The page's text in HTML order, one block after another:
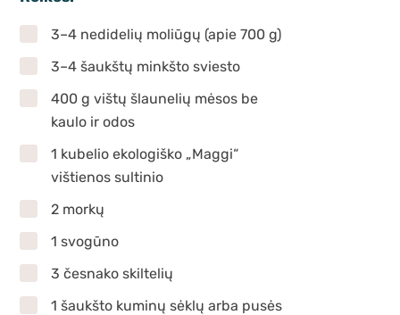
3–4 nedidelių moliūgų (apie 700 g)
3–4 šaukštų minkšto sviesto
400 g vištų šlaunelių mėsos be
kaulo ir odos
1 kubelio ekologiško „Maggi“
vištienos sultinio
2 morkų
1 svogūno
3 česnako skiltelių
1 šaukšto kuminų sėklų arba pusės